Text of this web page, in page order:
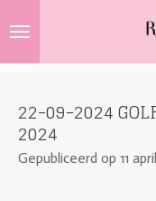
direct
naar
hoofdinhoud
22-09-2024
2024
Gepubliceerd op 11